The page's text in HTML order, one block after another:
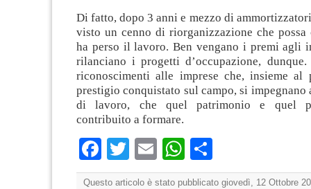
Di fatto, dopo 3 anni e mezzo di
visto un cenno di riorganizzazione che
ha perso il lavoro. Ben vengano i premi agli
rilanciano i progetti d’occupazione,
riconoscimenti alle imprese che, insieme al
prestigio conquistato sul campo, si impegnano
di lavoro, che quel patrimonio e quel
contribuito a formare.
Facebook
TwitterEmailWhatsApp
Questo articolo è stato pubblicato giovedì, 12 Ottobre